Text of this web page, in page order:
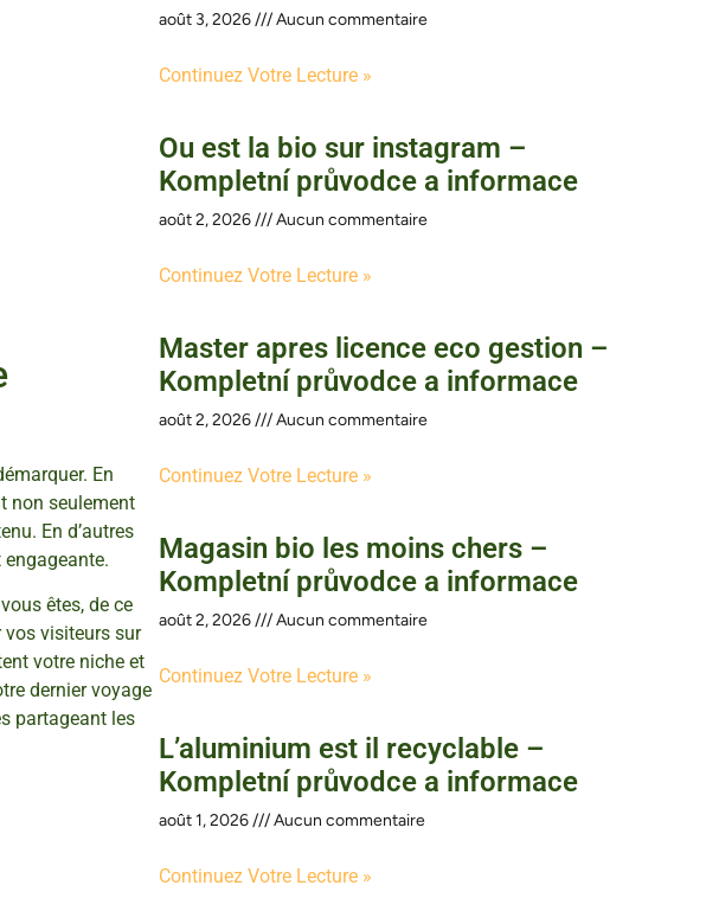
En
non seulement
En d’autres
êtes, de ce
vos visiteurs sur
votre niche et
dernier voyage
partageant les
août 3, 2026 Aucun commentaire
Continuez Votre Lecture »
Ou est la bio sur instagram –
Kompletní průvodce a informace
août 2, 2026 Aucun commentaire
Continuez Votre Lecture »
Master apres licence eco gestion –
Kompletní průvodce a informace
août 2, 2026 Aucun commentaire
Continuez Votre Lecture »
Magasin bio les moins chers –
Kompletní průvodce a informace
août 2, 2026 Aucun commentaire
Continuez Votre Lecture »
L’aluminium est il recyclable –
Kompletní průvodce a informace
août 1, 2026 Aucun commentaire
Continuez Votre Lecture »